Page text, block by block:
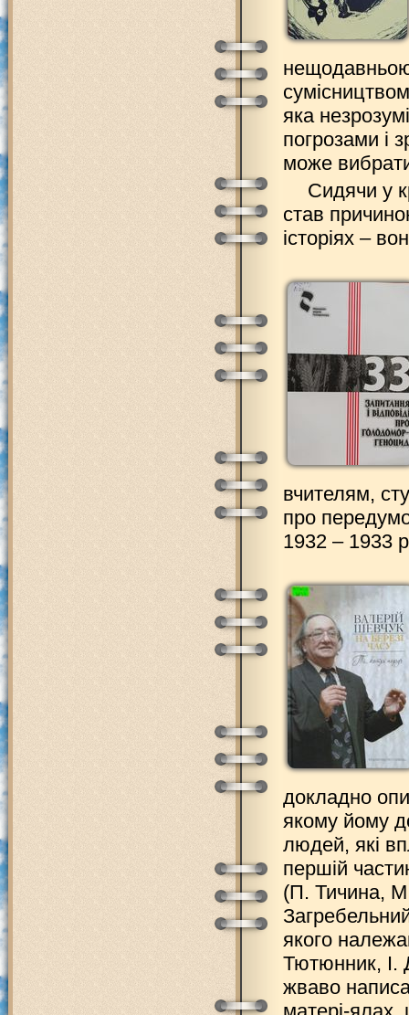
нещодавньою
яка
погрозами і
може
Сидячи у
став
історіях –
вчителям,
про
1932 – 1933
докладно
якому йому
людей, які
першій
(П. Тичина,
якого
Тютюнник, І.
жваво